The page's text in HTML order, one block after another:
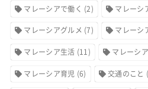
マレーシアで働く (2) マレーシ
マレーシアグルメ (7) マレーシ
マレーシア生活 (11) マレーシ
マレーシア育児 (6) 交通のこと